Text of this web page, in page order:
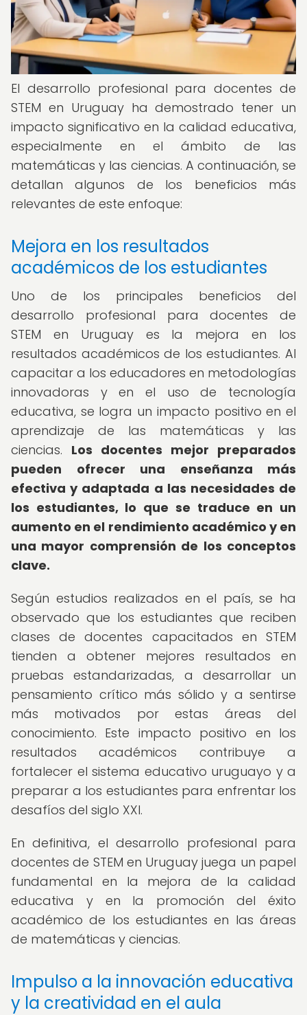
El desarrollo profesional para docentes de
STEM en Uruguay ha demostrado tener un
impacto significativo en la calidad educativa,
especialmente en el ámbito de las
matemáticas y las ciencias. A continuación, se
detallan algunos de los beneficios más
relevantes de este enfoque:
Mejora en los resultados
académicos de los estudiantes
Uno de los principales beneficios del
desarrollo profesional para docentes de
STEM en Uruguay es la mejora en los
resultados académicos de los estudiantes. Al
capacitar a los educadores en metodologías
innovadoras y en el uso de tecnología
educativa, se logra un impacto positivo en el
aprendizaje de las matemáticas y las
ciencias. Los docentes mejor preparados
pueden ofrecer una enseñanza más
efectiva y adaptada a las necesidades de
los estudiantes, lo que se traduce en un
aumento en el rendimiento académico y en
una mayor comprensión de los conceptos
clave.
Según estudios realizados en el país, se ha
observado que los estudiantes que reciben
clases de docentes capacitados en STEM
tienden a obtener mejores resultados en
pruebas estandarizadas, a desarrollar un
pensamiento crítico más sólido y a sentirse
más motivados por estas áreas del
conocimiento. Este impacto positivo en los
resultados académicos contribuye a
fortalecer el sistema educativo uruguayo y a
preparar a los estudiantes para enfrentar los
desafíos del siglo XXI.
En definitiva, el desarrollo profesional para
docentes de STEM en Uruguay juega un papel
fundamental en la mejora de la calidad
educativa y en la promoción del éxito
académico de los estudiantes en las áreas
de matemáticas y ciencias.
Impulso a la innovación educativa
y la creatividad en el aula